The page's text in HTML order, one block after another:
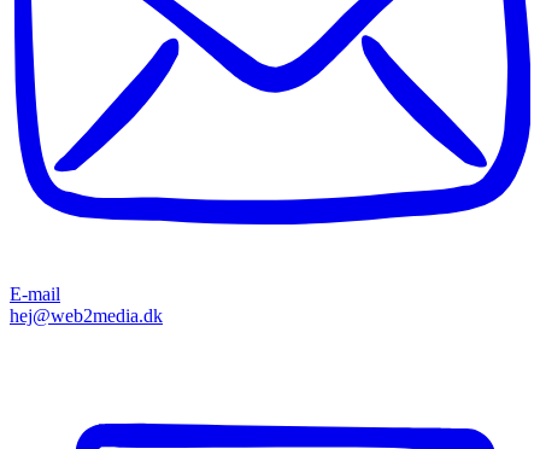
E-mail
hej@web2media.dk